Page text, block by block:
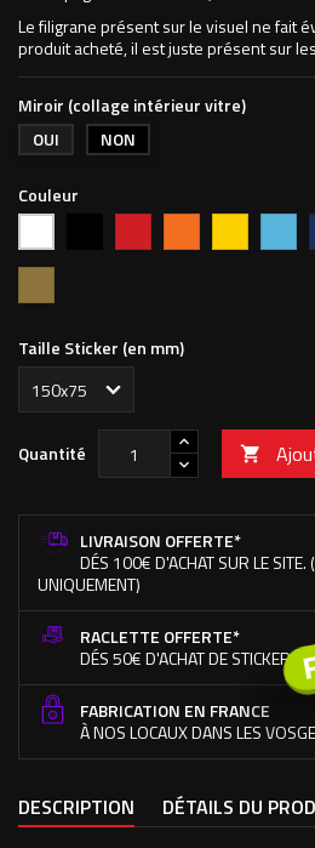
Le filigrane présent sur le visuel ne fait
produit acheté, il est juste présent sur
Miroir (collage intérieur vitre)
OUI
NON
Couleur
vif
clair
Taille Sticker (en mm)
Quantité 
LIVRAISON OFFERTE*
DÉS 100€ D'ACHAT SUR LE SITE.
UNIQUEMENT)
RACLETTE OFFERTE*
DÉS 50€ D'ACHAT DE STICKERS
FABRICATION EN FRANCE
À NOS LOCAUX DANS LES
DESCRIPTION DÉTAILS DU